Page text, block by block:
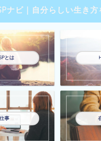
ナビ｜自分らしい生き方
とは
仕事